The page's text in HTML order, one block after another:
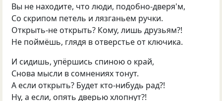
Вы не находите, что люди, подобно-дверя'м,
Со скрипом петель и лязганьем ручки.
Открыть-не открыть? Кому, лишь друзьям?!
Не поймёшь, глядя в отверстье от ключика.
И сидишь, упёршись спиною о край,
Снова мысли в сомнениях тонут.
А если открыть? Будет кто-нибудь рад?!
Ну, а если, опять дверью хлопнут?!